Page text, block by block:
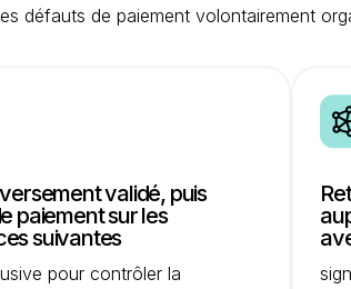
défauts de paiement volontairement
validé, puis
paiement sur les
suivantes
pour contrôler la